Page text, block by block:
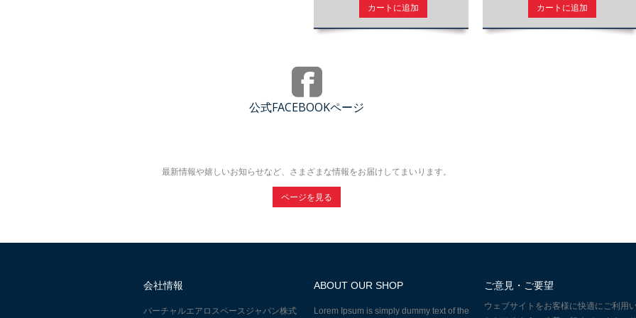
カートに追加 カートに追加
公式FACEBOOKページ
最新情報や嬉しいお知らせなど、さまざまな情報をお届けしてまいります。
ページを見る
会社情報
バーチャルエアロスペースジャパン株式
ABOUT OUR SHOP
Lorem Ipsum is simply dummy text of the
ご意見・ご要望
ウェブサイトをお客様に快適にご利用